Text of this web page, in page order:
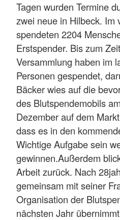
Tagen wurden Termine
zwei neue in Hilbeck. Im
spendeten 2204
Erstspender. Bis zum
Versammlung haben im
Personen gespendet,
Bäcker wies auf die
des Blutspendemobils
Dezember auf dem
dass es in den
Wichtige Aufgabe sein
gewinnen.Außerdem
Arbeit zurück. Nach
gemeinsam mit seiner
Organisation der
nächsten Jahr